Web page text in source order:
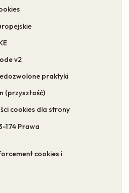
v2
praktyki
(przyszłość)
cookies dla strony
174 Prawa
cookies i